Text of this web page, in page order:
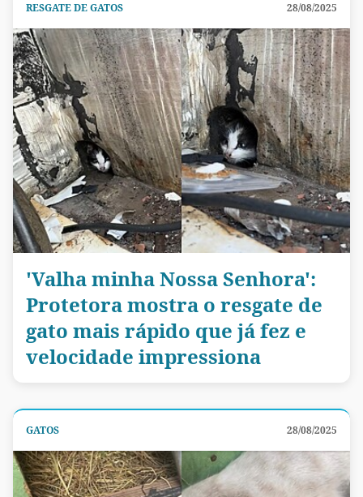
RESGATE DE GATOS 28/08/2025
'Valha minha Nossa Senhora':
Protetora mostra o resgate de
gato mais rápido que já fez e
velocidade impressiona
GATOS 28/08/2025